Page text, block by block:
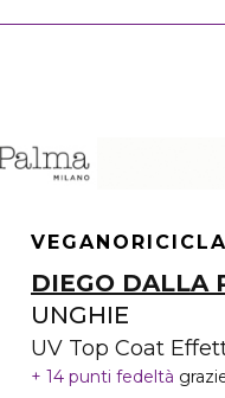
VEGANO
DIEGO DALLA
UNGHIE
UV Top Coat
14 punti fedeltà